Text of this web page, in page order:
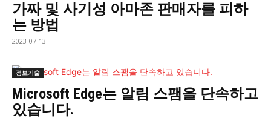
가짜 및 사기성 아마존 판매자를 피하
는 방법
2023-07-13
정보기술
Microsoft Edge는 알림 스팸을 단속하고
있습니다.